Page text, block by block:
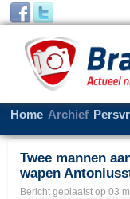
Home Archief
Twee mannen
wapen
Bericht geplaatst op 03